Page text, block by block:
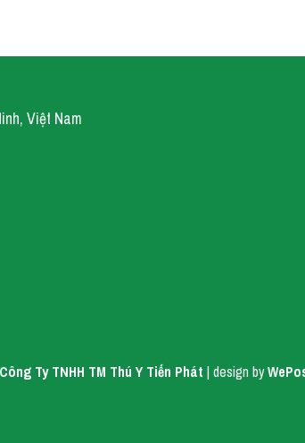
Việt Nam
Công Ty TNHH TM Thú Y Tiến Phát | design by